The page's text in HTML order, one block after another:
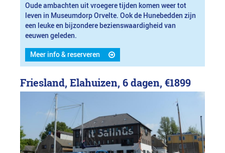
Oude ambachten uit vroegere tijden komen weer tot
leven in Museumdorp Orvelte. Ook de Hunebedden zijn
een leuke en bijzondere bezienswaardigheid van
eeuwen geleden.
Meer info & reserveren
Friesland, Elahuizen, 6 dagen, €1899